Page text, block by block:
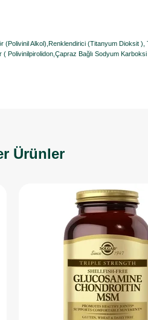
Alkol),Renklendirici (Titanyum Dioksit
Bağlı Sodyum
Ürünler